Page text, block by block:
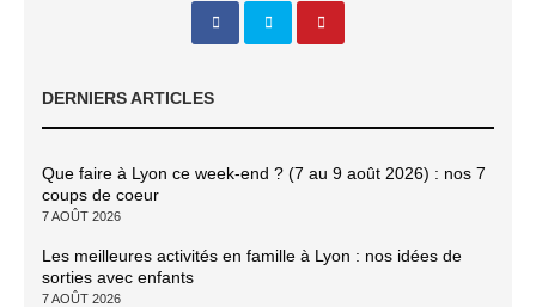
DERNIERS ARTICLES
Que faire à Lyon ce week-end ? (7 au 9 août 2026) : nos 7
coups de coeur
7 AOÛT 2026
Les meilleures activités en famille à Lyon : nos idées de
sorties avec enfants
7 AOÛT 2026